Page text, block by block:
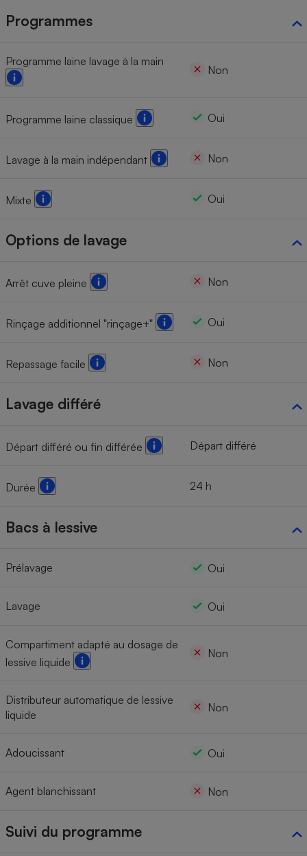
Programmes
Programme laine lavage à la main
Non
Programme laine classique Oui
Lavage à la main indépendant Non
Mixte Oui
Options de lavage
Arrêt cuve pleine Non
Rinçage additionnel "rinçage+" Oui
Repassage facile Non
Lavage différé
Départ différé ou fin différée Départ différé
Durée 24 h
Bacs à lessive
Prélavage Oui
Lavage Oui
Compartiment adapté au dosage de
lessive liquide
Non
Distributeur automatique de lessive
liquide
Non
Adoucissant Oui
Agent blanchissant Non
Suivi du programme